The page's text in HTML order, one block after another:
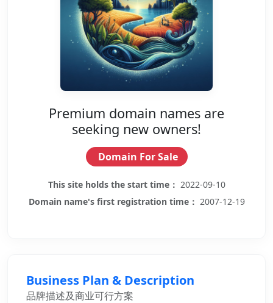
Premium domain names are
seeking new owners!
Domain For Sale
This site holds the start time： 2022-09-10
Domain name's first registration time： 2007-12-19
Business Plan & Description
品牌描述及商业可行方案